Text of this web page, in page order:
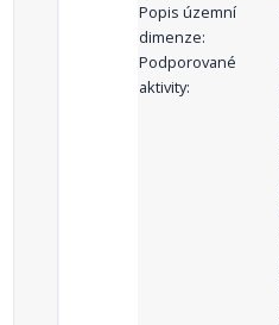
Popis územní
dimenze:
Podporované
aktivity: